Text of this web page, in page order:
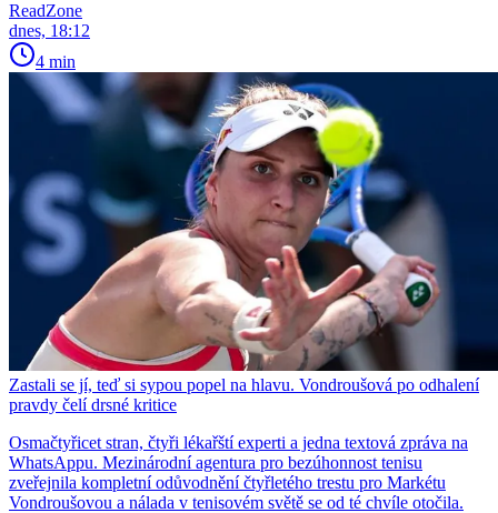
ReadZone
dnes, 18:12
4 min
Zastali se jí, teď si sypou popel na hlavu. Vondroušová po odhalení
pravdy čelí drsné kritice
Osmačtyřicet stran, čtyři lékařští experti a jedna textová zpráva na
WhatsAppu. Mezinárodní agentura pro bezúhonnost tenisu
zveřejnila kompletní odůvodnění čtyřletého trestu pro Markétu
Vondroušovou a nálada v tenisovém světě se od té chvíle otočila.